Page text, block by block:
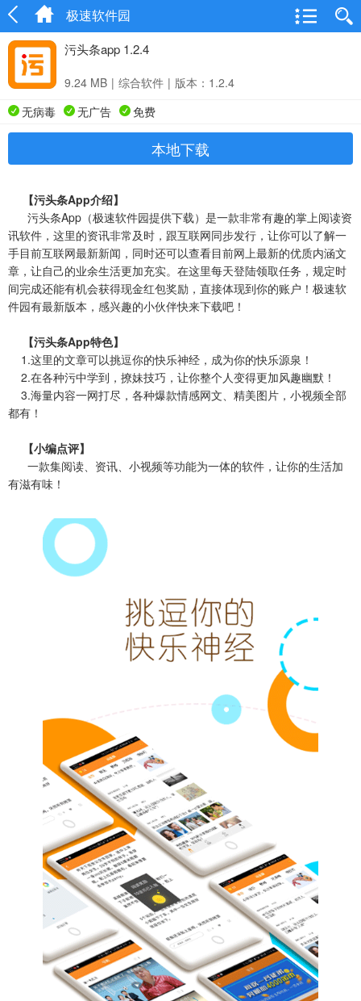
极速软件园
污头条app 1.2.4
9.24 MB | 综合软件 | 版本：1.2.4
无病毒
无广告 免费
本地下载
【污头条App介绍】
污头条App（极速软件园提供下载）是一款非常有趣的掌上阅读资
讯软件，这里的资讯非常及时，跟互联网同步发行，让你可以了解一
手目前互联网最新新闻，同时还可以查看目前网上最新的优质内涵文
章，让自己的业余生活更加充实。在这里每天登陆领取任务，规定时
间完成还能有机会获得现金红包奖励，直接体现到你的账户！极速软
件园有最新版本，感兴趣的小伙伴快来下载吧！
【污头条App特色】
1.这里的文章可以挑逗你的快乐神经，成为你的快乐源泉！
2.在各种污中学到，撩妹技巧，让你整个人变得更加风趣幽默！
3.海量内容一网打尽，各种爆款情感网文、精美图片，小视频全部
都有！
【小编点评】
一款集阅读、资讯、小视频等功能为一体的软件，让你的生活加
有滋有味！